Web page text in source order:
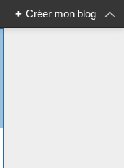
+ Créer mon blog